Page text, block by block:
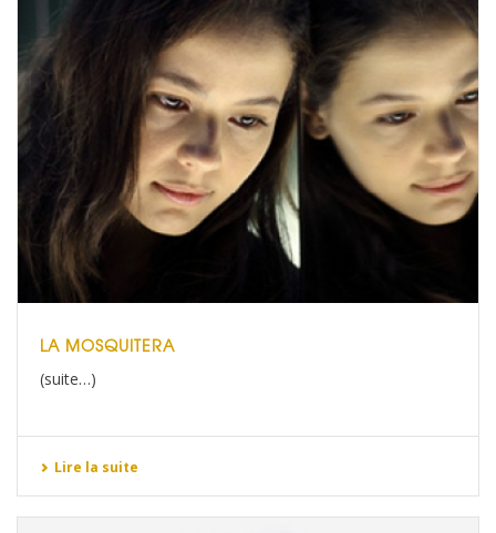
LA MOSQUITERA
(suite…)
Lire la suite